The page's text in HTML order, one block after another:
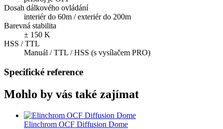
Dosah dálkového ovládání
interiér do 60m / exteriér do 200m
Barevná stabilita
± 150 K
HSS / TTL
Manuál / TTL / HSS (s vysílačem PRO)
Specifické reference
Mohlo by vás také zajímat
Elinchrom OCF Diffusion Dome